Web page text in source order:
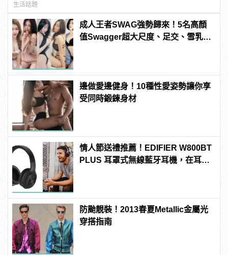
生活話題
成人王者SWAG強勢歸來！5名高顏
值Swagger超大尺度、足交、雪乳、
邊做愛邊健身！10種性愛姿勢讓你享
受同時鍛鍊身材
情人節送禮推薦！EDIFIER W800BT
PLUS 耳罩式無線藍牙耳機，在耳邊
防颱靚裝！2013春夏Metallic金屬光
穿搭指南